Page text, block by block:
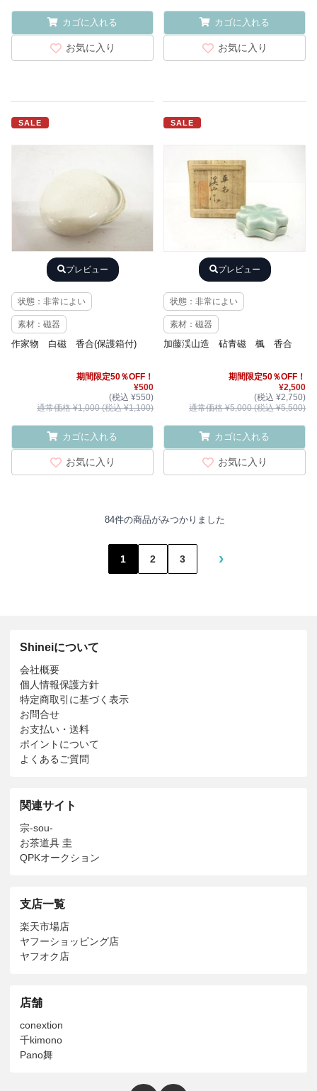
カゴに入れる
お気に入り
カゴに入れる
お気に入り
SALE
プレビュー
状態：非常によい
素材：磁器
作家物 白磁 香合(保護箱付)
期間限定50％OFF！
¥500
(税込 ¥550)
通常価格 ¥1,000 (税込 ¥1,100)
カゴに入れる
お気に入り
SALE
プレビュー
状態：非常によい
素材：磁器
加藤渓山造 砧青磁 楓 香合
期間限定50％OFF！
¥2,500
(税込 ¥2,750)
通常価格 ¥5,000 (税込 ¥5,500)
カゴに入れる
お気に入り
84件の商品がみつかりました
1 2 3 ›
Shineiについて
会社概要
個人情報保護方針
特定商取引に基づく表示
お問合せ
お支払い・送料
ポイントについて
よくあるご質問
関連サイト
宗-sou-
お茶道具 圭
QPKオークション
支店一覧
楽天市場店
ヤフーショッピング店
ヤフオク店
店舗
conextion
千kimono
Pano舞